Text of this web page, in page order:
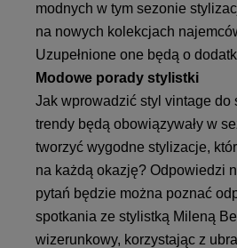
modnych w tym sezonie
na nowych kolekcjach
Uzupełnione one będą o
Modowe porady stylistki
Jak wprowadzić styl vintage do
trendy będą obowiązywały w
tworzyć wygodne stylizacje,
na każdą okazję? Odpowiedzi
pytań będzie można poznać
spotkania ze stylistką Mileną
wizerunkowy, korzystając z